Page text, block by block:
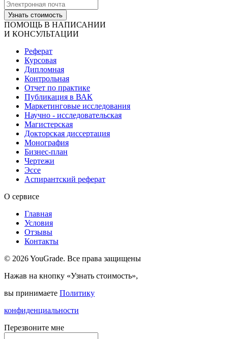
ПОМОЩЬ В НАПИСАНИИ
И КОНСУЛЬТАЦИИ
Реферат
Курсовая
Дипломная
Контрольная
Отчет по практике
Публикация в ВАК
Маркетинговые исследования
Научно - исследовательская
Магистерская
Докторская диссертация
Монография
Бизнес-план
Чертежи
Эссе
Аспирантский реферат
О сервисе
Главная
Условия
Отзывы
Контакты
© 2026 YouGrade. Все права защищены
Нажав на кнопку «Узнать стоимость»,
вы принимаете Политику
конфиденциальности
Перезвоните мне